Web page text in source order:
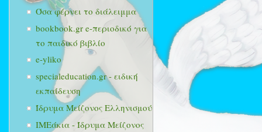
Όσα φέρνει το διάλειμμα
bookbook.gr e-περιοδικό για
το παιδικό βιβλίο
e-yliko
specialeducation.gr - ειδική
εκπαίδευση
Ίδρυμα Μείζονος Ελληνισμού
ΙΜΕάκια - Ίδρυμα Μείζονος